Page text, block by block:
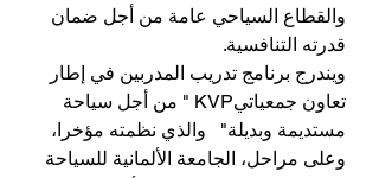
والقطاع السياحي عامة من أجل ضمان
قدرته التنافسية.
ويندرج برنامج تدريب المدربين في إطار
تعاون جمعياتيKVP " من أجل سياحة
مستديمة وبديلة"   والذي نظمته مؤخرا،
وعلى مراحل، الجامعة الألمانية للسياحة